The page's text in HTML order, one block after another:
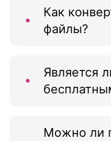
Как
файлы?
Является
Можно ли